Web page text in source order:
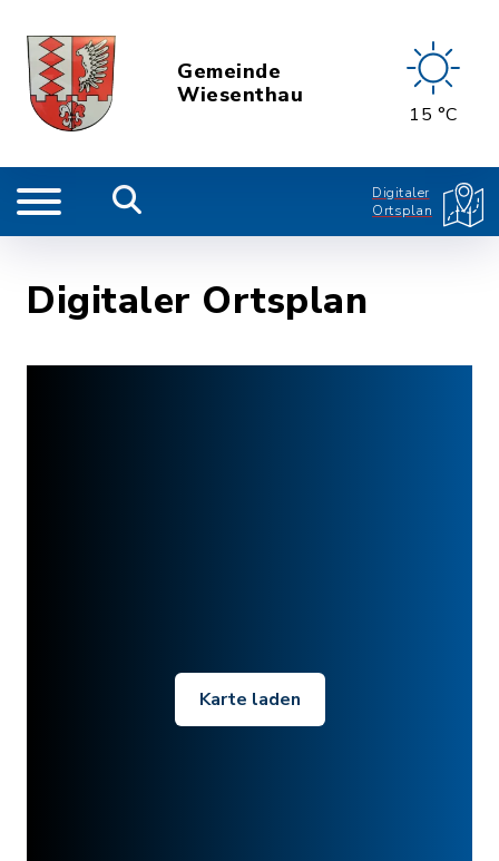
Gemeinde
Wiesenthau
15 °C
Digitaler
Ortsplan
Digitaler Ortsplan
Karte laden